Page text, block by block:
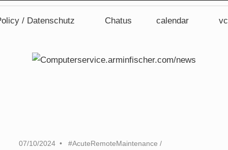
/ Datenschutz Chatus calendar
07/10/2024 #AcuteRemoteMaintenance /